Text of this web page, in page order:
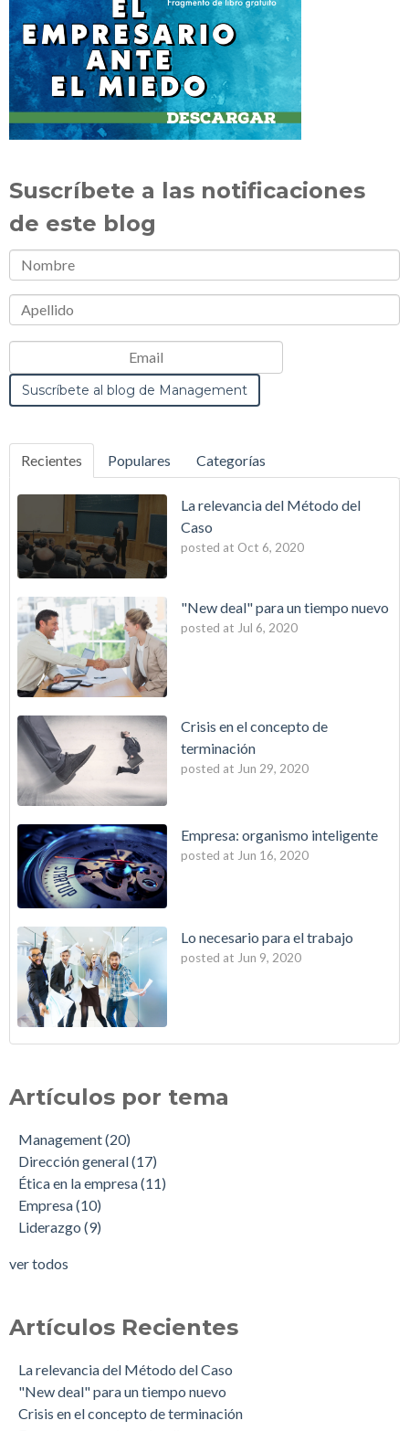
Suscríbete a las notificaciones
de este blog
Recientes Populares Categorías
La relevancia del Método del
Caso
posted at Oct 6, 2020
"New deal" para un tiempo nuevo
posted at Jul 6, 2020
Crisis en el concepto de
terminación
posted at Jun 29, 2020
Empresa: organismo inteligente
posted at Jun 16, 2020
Lo necesario para el trabajo
posted at Jun 9, 2020
Artículos por tema
Management(20)
Dirección general(17)
Ética en la empresa(11)
Empresa(10)
Liderazgo (9)
ver todos
Artículos Recientes
La relevancia del Método del Caso
"New deal" para un tiempo nuevo
Crisis en el concepto de terminación